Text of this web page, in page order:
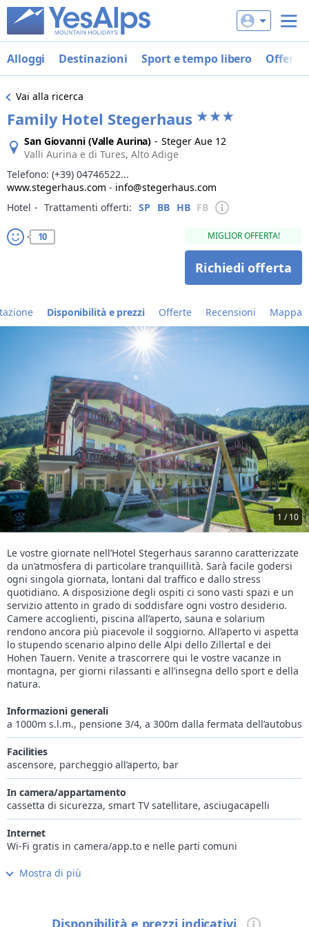
Alloggi Destinazioni Sport e tempo libero Offerte
Vai alla ricerca
Family Hotel Stegerhaus
San Giovanni (Valle Aurina) - Steger Aue 12
Valli Aurina e di Tures, Alto Adige
Telefono: (+39) 04746522...
www.stegerhaus.com - info@stegerhaus.com
Hotel ‐ Trattamenti offerti: SP BB HB FB
10 MIGLIOR OFFERTA!
Richiedi offerta
Disponibilità e prezzi Offerte Recensioni Mappa
1 / 10
Le vostre giornate nell’Hotel Stegerhaus saranno caratterizzate
da un’atmosfera di particolare tranquillità. Sarà facile godersi
ogni singola giornata, lontani dal traffico e dallo stress
quotidiano. A disposizione degli ospiti ci sono vasti spazi e un
servizio attento in grado di soddisfare ogni vostro desiderio.
Camere accoglienti, piscina all’aperto, sauna e solarium
rendono ancora più piacevole il soggiorno. All’aperto vi aspetta
lo stupendo scenario alpino delle Alpi dello Zillertal e dei
Hohen Tauern. Venite a trascorrere qui le vostre vacanze in
montagna, per giorni rilassanti e all’insegna dello sport e della
natura.
Informazioni generali
a 1000m s.l.m., pensione 3/4, a 300m dalla fermata dell’autobus
Facilities
ascensore, parcheggio all’aperto, bar
In camera/appartamento
cassetta di sicurezza, smart TV satellitare, asciugacapelli
Internet
Wi-Fi gratis in camera/app.to e nelle parti comuni
Cucina
Mostra di più
Disponibilità e prezzi indicativi